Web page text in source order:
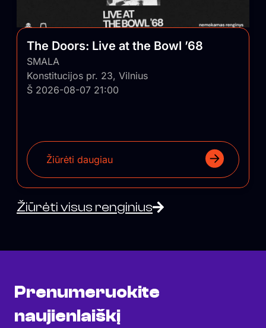
The Doors: Live at the Bowl ’68
SMALA
Konstitucijos pr. 23, Vilnius
Š 2026-08-07 21:00
Žiūrėti daugiau
Žiūrėti visus renginius
Prenumeruokite
naujienlaiškį